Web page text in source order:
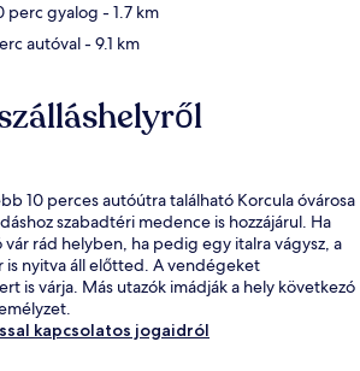
perc gyalog - 1.7 km
autóval- 9.1 km
10 perces autóútra található Korcula óvárosa
szabadtéri medence is hozzájárul. Ha
vár rád helyben, ha pedig egy italra vágysz, a
is nyitva áll előtted. A vendégeket
is várja. Más utazók imádják a hely következó
kapcsolatos jogaidról